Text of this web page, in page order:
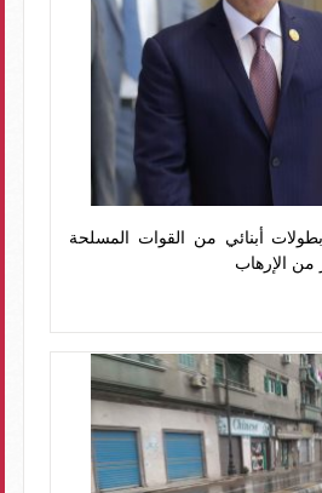
أبنائي من القوات المسلحة
الإرهاب